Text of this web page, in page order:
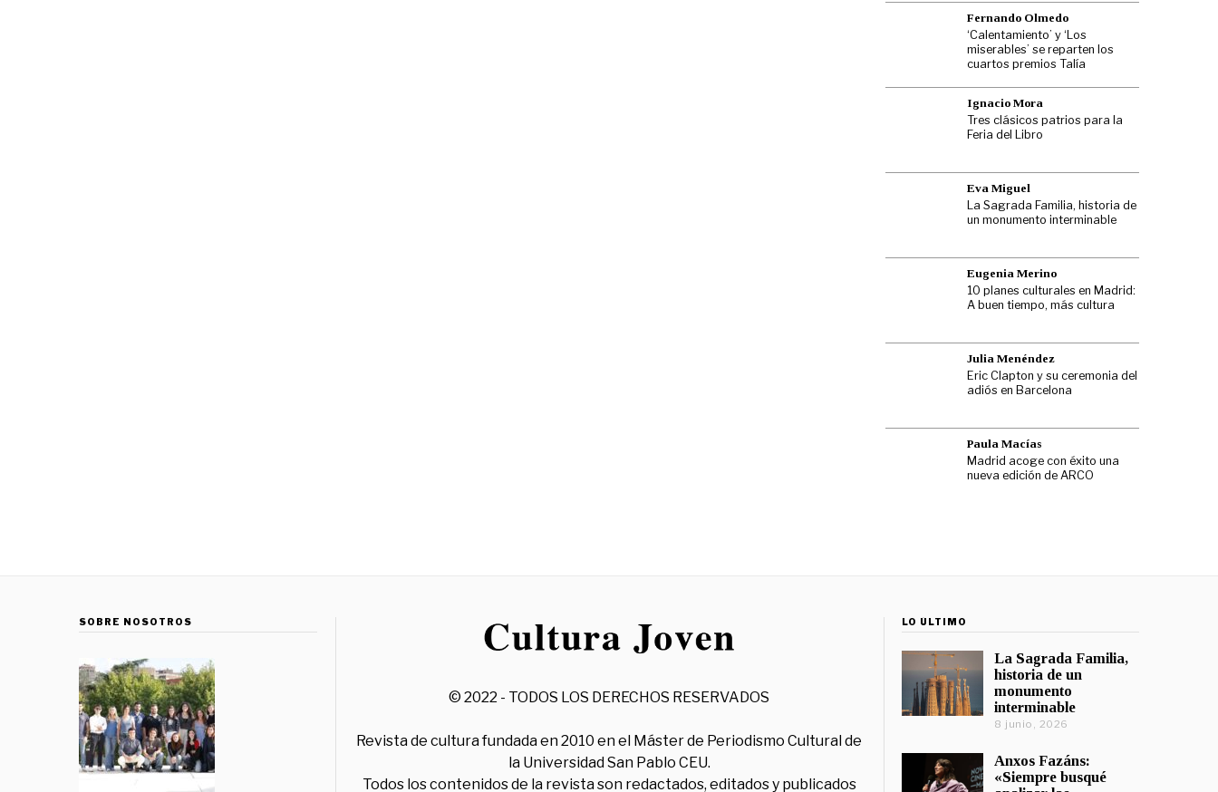
Fernando Olmedo
‘Calentamiento’ y ‘Los
miserables’ se reparten los
cuartos premios Talía
Ignacio Mora
Tres clásicos patrios para la
Feria del Libro
Eva Miguel
La Sagrada Familia, historia de
un monumento interminable
Eugenia Merino
10 planes culturales en Madrid:
A buen tiempo, más cultura
Julia Menéndez
Eric Clapton y su ceremonia del
adiós en Barcelona
Paula Macías
Madrid acoge con éxito una
nueva edición de ARCO
SOBRE NOSOTROS
© 2022 - TODOS LOS DERECHOS RESERVADOS
Revista de cultura fundada en 2010 en el Máster de Periodismo Cultural de
la Universidad San Pablo CEU.
Todos los contenidos de la revista son redactados, editados y publicados
LO ÚLTIMO
La Sagrada Familia,
historia de un
monumento
interminable
8 junio, 2026
Anxos Fazáns:
«Siempre busqué